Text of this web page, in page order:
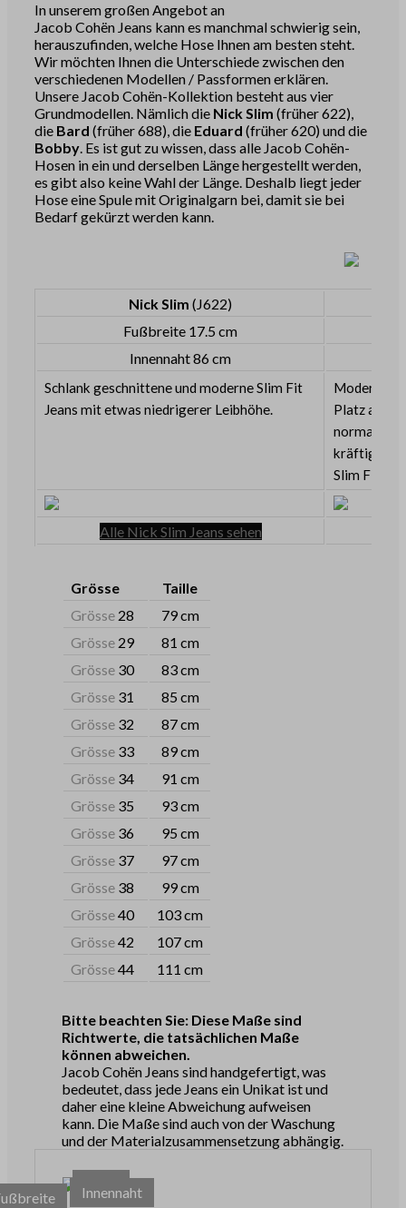
In unserem großen Angebot an
Jacob Cohën Jeans kann es manchmal schwierig sein,
herauszufinden, welche Hose Ihnen am besten steht.
Wir möchten Ihnen die Unterschiede zwischen den
verschiedenen Modellen / Passformen erklären.
Unsere Jacob Cohën-Kollektion besteht aus vier
Grundmodellen. Nämlich die Nick Slim (früher 622),
die Bard (früher 688), die Eduard (früher 620) und die
Bobby. Es ist gut zu wissen, dass alle Jacob Cohën-
Hosen in ein und derselben Länge hergestellt werden,
es gibt also keine Wahl der Länge. Deshalb liegt jeder
Hose eine Spule mit Originalgarn bei, damit sie bei
Bedarf gekürzt werden kann.
Nick Slim (J622)
Fußbreite 17.5 cm
Innennaht 86 cm
Schlank geschnittene und moderne Slim Fit
Jeans mit etwas niedrigerer Leibhöhe.
Moderne
Platz an
normalen
kräftigen
Slim Fit
Alle Nick Slim Jeans sehen
Grösse
Taille
Grösse 28
79 cm
Grösse 29
81 cm
Grösse 30
83 cm
Grösse 31
85 cm
Grösse 32
87 cm
Grösse 33
89 cm
Grösse 34
91 cm
Grösse 35
93 cm
Grösse 36
95 cm
Grösse 37
97 cm
Grösse 38
99 cm
Grösse40
103 cm
Grösse42
107 cm
Grösse44 111 cm
Bitte beachten Sie: Diese Maße sind
Richtwerte, die tatsächlichen Maße
können abweichen.
Jacob Cohën Jeans sind handgefertigt, was
bedeutet, dass jede Jeans ein Unikat ist und
daher eine kleine Abweichung aufweisen
kann. Die Maße sind auch von der Waschung
und der Materialzusammensetzung abhängig.
Taille
Innennaht